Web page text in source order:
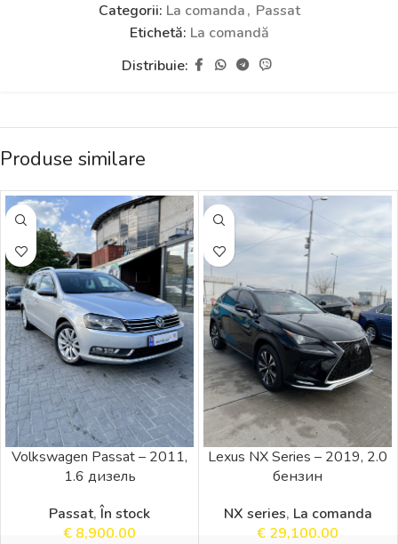
Categorii: La comanda, Passat
Etichetă: La comandă
Distribuie:
Produse similare
Volkswagen Passat – 2011,
1.6 дизель
Passat,În stock
€ 8,900.00
Lexus NX Series – 2019, 2.0
бензин
NX series, La comanda
€ 29,100.00